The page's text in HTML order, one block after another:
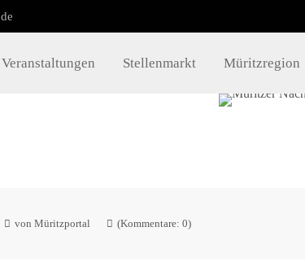
Veranstaltungen Stellenmarkt Müritzregion
von Müritzportal (Kommentare: 0)